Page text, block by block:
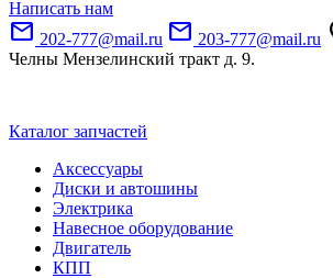
Написать нам
mail 202-777@mail.ru mail 203-777@mail.ru
Челны Мензелинский тракт д. 9.
Каталог запчастей
Аксессуары
Диски и автошины
Электрика
Навесное оборудование
Двигатель
КПП